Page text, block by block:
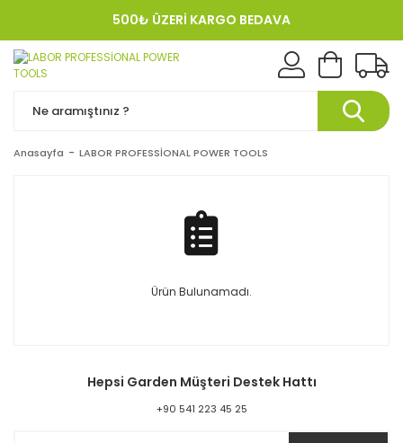
500₺ ÜZERİ KARGO BEDAVA
KREDI KARTINA 12 TAKSIT!
Anasayfa LABOR PROFESSİONAL POWER TOOLS
Ürün Bulunamadı.
Hepsi Garden Müşteri Destek Hattı
+90 541 223 45 25